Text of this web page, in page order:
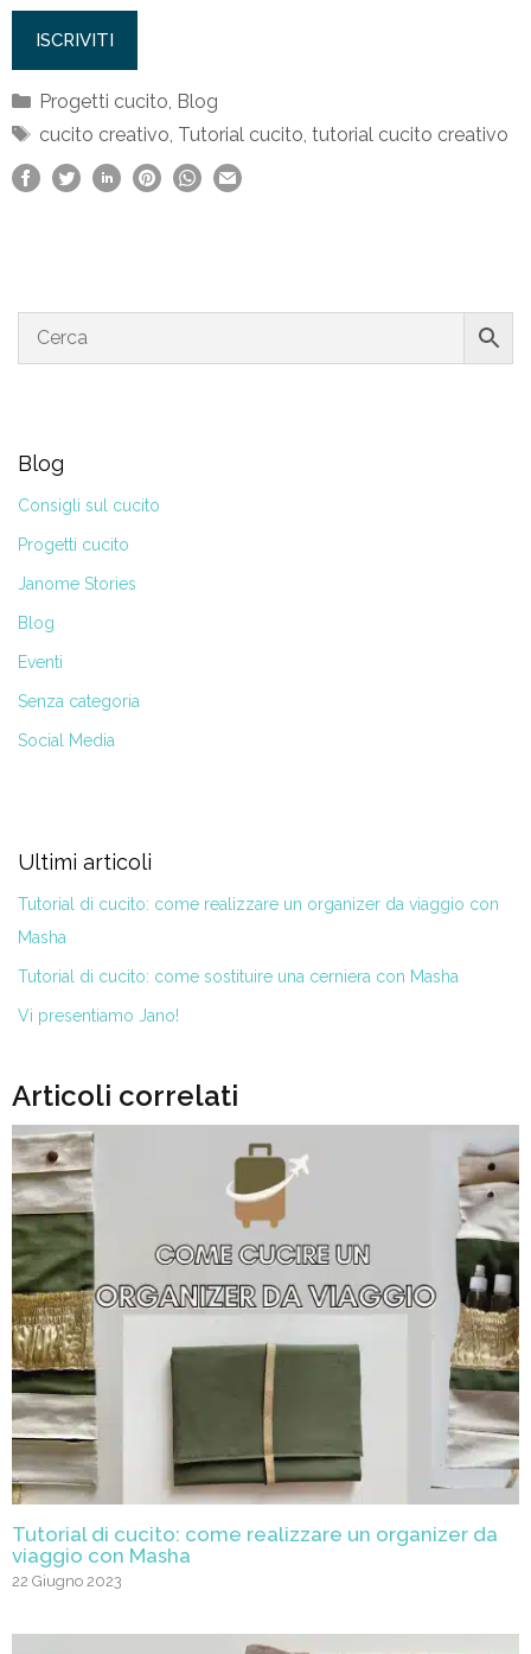
ISCRIVITI
Categorie
Progetti cucito Blog
Tag
cucito creativo Tutorial cucito tutorial cucito creativo
Blog
Consigli sul cucito
Progetti cucito
Janome Stories
Blog
Eventi
Senza categoria
Social Media
Ultimi articoli
Tutorial di cucito: come realizzare un organizer da viaggio con
Masha
Tutorial di cucito: come sostituire una cerniera con Masha
Vi presentiamo Jano!
Articoli correlati
Tutorial di cucito: come realizzare un organizer da
viaggio con Masha
22 Giugno 2023